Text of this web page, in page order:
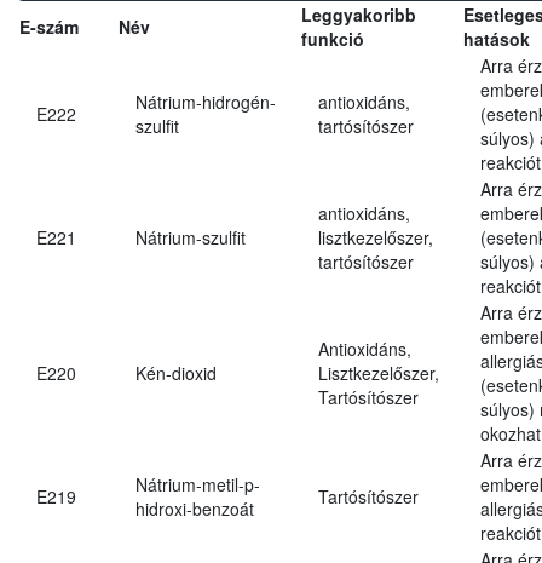
E-szám Név
Leggyakoribb
funkció
hatások
E222
Nátrium-hidrogén-
szulfit
antioxidáns,
tartósítószer
Arra
súlyos)
E221 Nátrium-szulfit
antioxidáns,
lisztkezelőszer,
tartósítószer
Arra
súlyos)
E220 Kén-dioxid
Antioxidáns,
Lisztkezelőszer,
Tartósítószer
Arra
súlyos)
E219
Nátrium-metil-p-
hidroxi-benzoát
Tartósítószer
Arra